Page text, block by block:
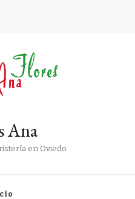
Ana
en Oviedo